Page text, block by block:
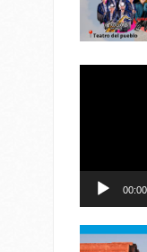
00:00